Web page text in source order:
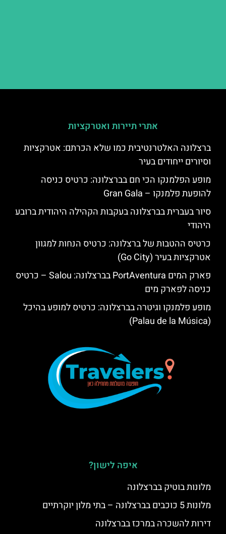
אתרי תיירות ואטרקציות
ברצלונה האלטרנטיבית כמו שלא הכרתם: אטרקציות
וסיורים ייחודים בעיר
מופע הפלמנקו הכי חם בברצלונה: כרטיס כניסה
להופעת פלמנקו – Gran Gala
סיור בעברית בברצלונה בעקבות הקהילה היהודית ברובע
היהודי
כרטיס ההטבות של ברצלונה: כרטיס הנחות למגוון
אטרקציות בעיר (Go City)
פארק המים PortAventura בברצלונה: Salou – כרטיס
כניסה לפארק מים
מופע פלמנקו וגיטרה בברצלונה: כרטיס למופע בהיכל
(Palau de la Música)
איפה לישון?
מלונות בוטיק בברצלונה
מלונות 5 כוכבים בברצלונה – בתי מלון יוקרתיים
דירות להשכרה במרכז בברצלונה